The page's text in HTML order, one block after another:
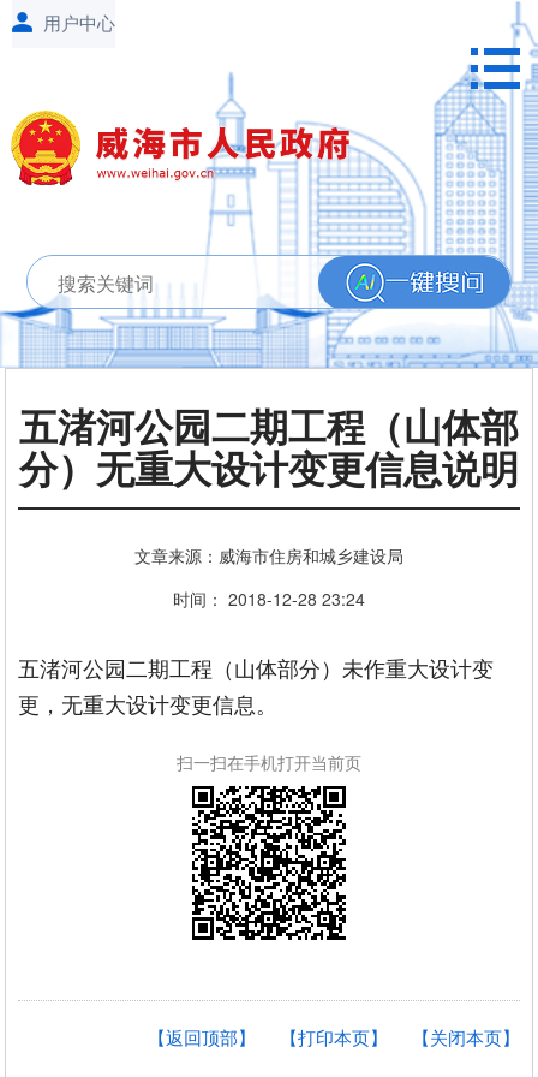
五渚河公园二期工程（山体部
分）无重大设计变更信息说明
文章来源：威海市住房和城乡建设局
时间： 2018-12-28 23:24
五渚河公园二期工程（山体部分）未作重大设计变
更，无重大设计变更信息。
扫一扫在手机打开当前页
【关闭本页】
【打印本页】
【返回顶部】